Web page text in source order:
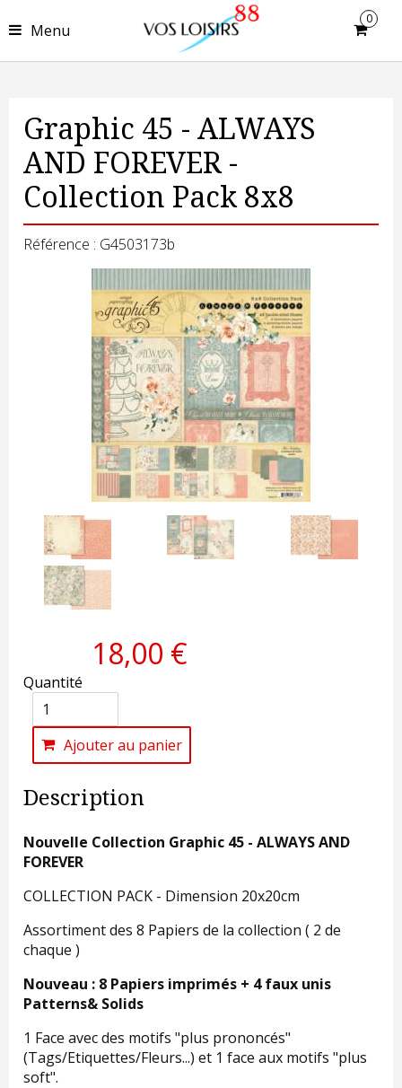
Menu
0
Graphic 45 - ALWAYS
AND FOREVER -
Collection Pack 8x8
Référence : G4503173b
18,00 €
Quantité
Ajouter au panier
Description
Nouvelle Collection Graphic 45 - ALWAYS AND
FOREVER
COLLECTION PACK - Dimension 20x20cm
Assortiment des 8 Papiers de la collection ( 2 de
chaque )
Nouveau : 8 Papiers imprimés + 4 faux unis
Patterns& Solids
1 Face avec des motifs "plus prononcés"
(Tags/Etiquettes/Fleurs...) et 1 face aux motifs "plus
soft".